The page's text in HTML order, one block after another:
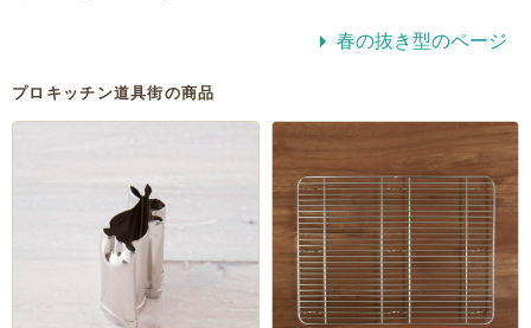
春の抜き型のページ
プロキッチン道具街の商品